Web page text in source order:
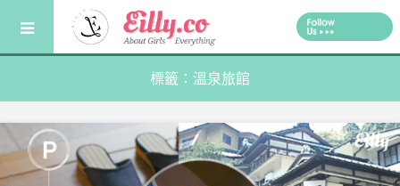
content
標籤：溫泉旅館